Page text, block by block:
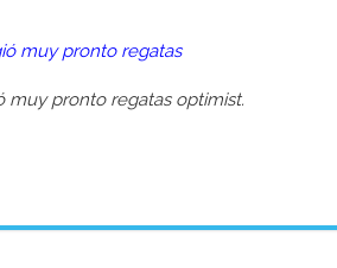
muy pronto regatas optimist.